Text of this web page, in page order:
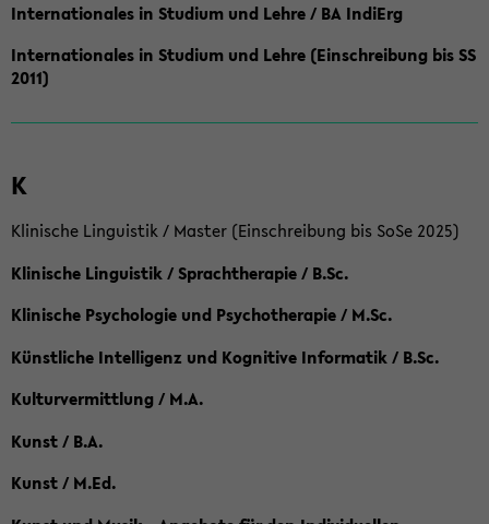
Internationales in Studium und Lehre / BA IndiErg
Internationales in Studium und Lehre (Einschreibung bis SS
2011)
K
Klinische Linguistik / Master (Einschreibung bis SoSe 2025)
Klinische Linguistik / Sprachtherapie / B.Sc.
Klinische Psychologie und Psychotherapie / M.Sc.
Künstliche Intelligenz und Kognitive Informatik / B.Sc.
Kulturvermittlung / M.A.
Kunst / B.A.
Kunst / M.Ed.